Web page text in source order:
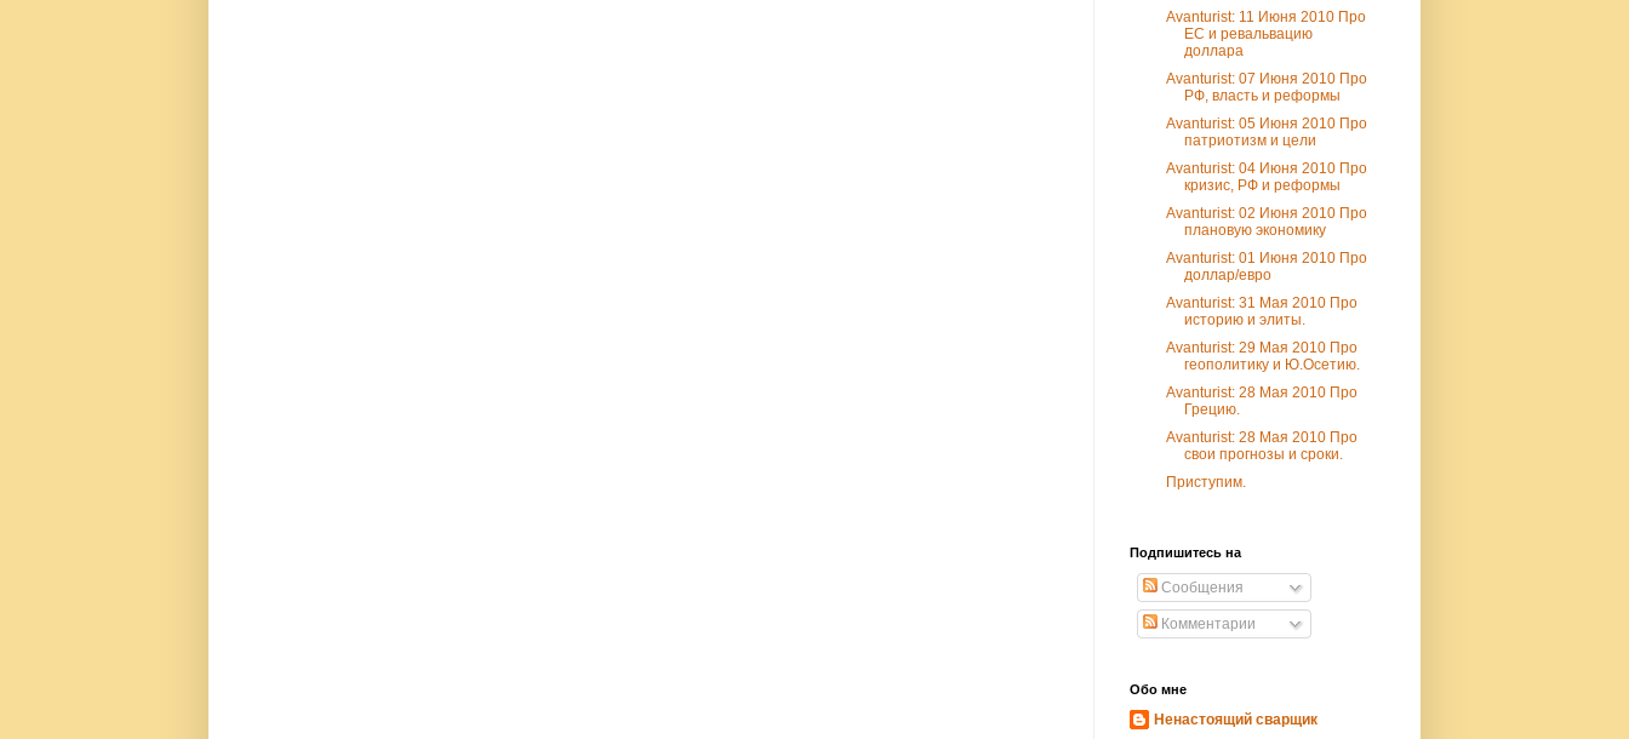
Avanturist: 11 Июня 2010 Про
ЕС и ревальвацию
доллара
Avanturist: 07 Июня 2010 Про
РФ, власть и реформы
Avanturist: 05 Июня 2010 Про
патриотизм и цели
Avanturist: 04 Июня 2010 Про
кризис, РФ и реформы
Avanturist: 02 Июня 2010 Про
плановую экономику
Avanturist: 01 Июня 2010 Про
доллар/евро
Avanturist: 31 Мая 2010 Про
историю и элиты.
Avanturist: 29 Мая 2010 Про
геополитику и Ю.Осетию.
Avanturist: 28 Мая 2010 Про
Грецию.
Avanturist: 28 Мая 2010 Про
свои прогнозы и сроки.
Приступим.
Подпишитесь на
Сообщения
Комментарии
Обо мне
Ненастоящий сварщик